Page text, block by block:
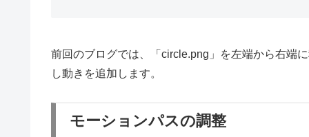
前回のブログでは、「circle.png」を左端から右端
し動きを追加します。
モーションパスの調整